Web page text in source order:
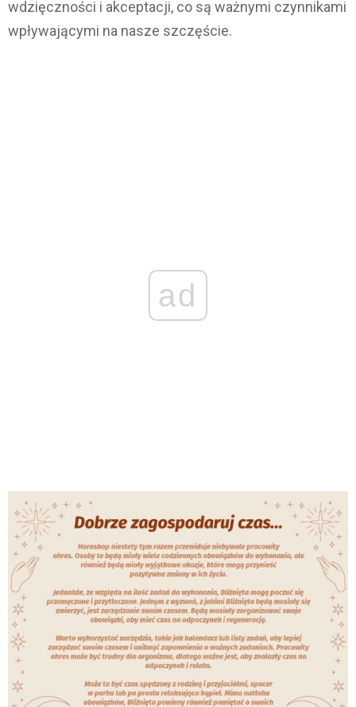
wdzięczności i akceptacji, co są ważnymi czynnikami
wpływającymi na nasze szczęście.
ad